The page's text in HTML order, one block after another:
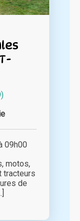
09h00
motos,
tracteurs
de